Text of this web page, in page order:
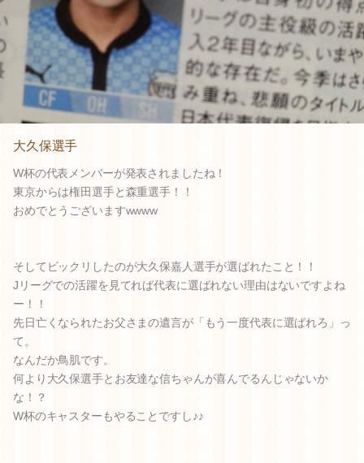
大久保選手
W杯の代表メンバーが発表されましたね！
東京からは権田選手と森重選手！！
おめでとうございますwwww
そしてビックリしたのが大久保嘉人選手が選ばれたこと！！
Jリーグでの活躍を見てれば代表に選ばれない理由はないですよね
ー！！
先日亡くなられたお父さまの遺言が「もう一度代表に選ばれろ」っ
て。
なんだか鳥肌です。
何より大久保選手とお友達な信ちゃんが喜んでるんじゃないか
な！？
W杯のキャスターもやることですし♪♪